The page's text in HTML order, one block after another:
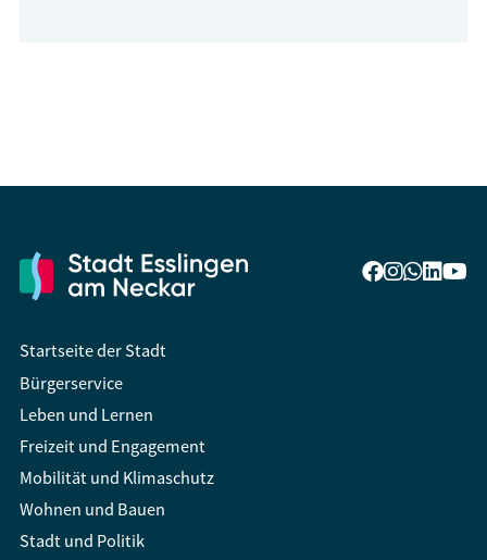
Startseite der Stadt
Bürgerservice
Leben und Lernen
Freizeit und Engagement
Mobilität und Klimaschutz
Wohnen und Bauen
Stadt und Politik